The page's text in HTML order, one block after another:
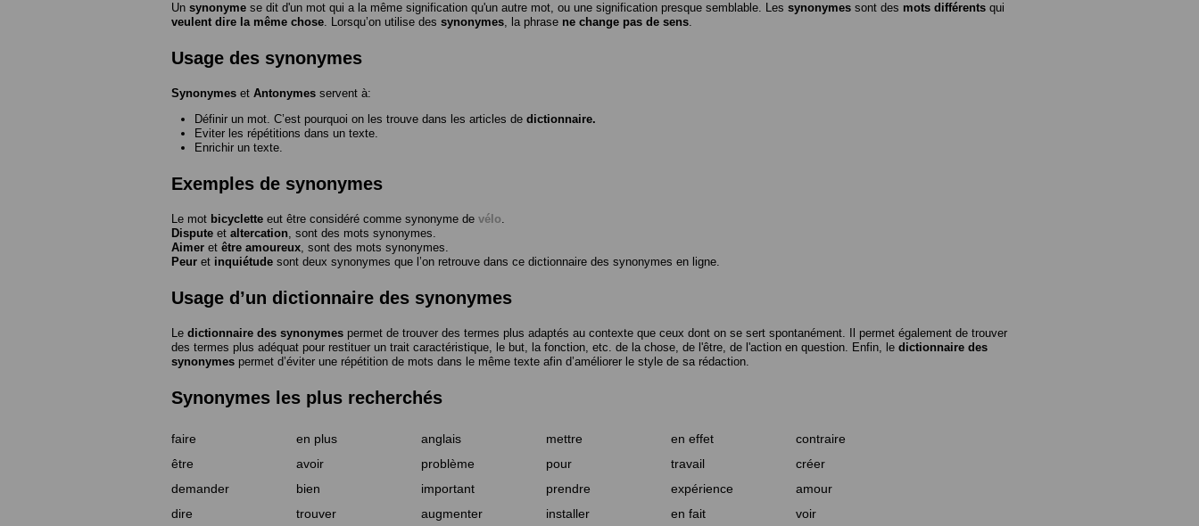
Un synonyme se dit d'un mot qui a la même signification qu'un autre mot, ou une signification presque semblable. Les synonymes sont des mots différents qui
veulent dire la même chose . Lorsqu’on utilise des synonymes , la phrase ne change pas de sens
Usage des synonymes
Synonymes et Antonymes servent à:
Définir un mot. C’est pourquoi on les trouve dans les articles de dictionnaire.
Eviter les répétitions dans un texte.
Enrichir un texte.
Exemples de synonymes
Le mot bicyclette eut être considéré comme synonyme de vélo
Dispute et altercation , sont des mots synonymes.
Aimer et être amoureux , sont des mots synonymes.
Peur et inquiétude sont deux synonymes que l’on retrouve dans ce dictionnaire des synonymes en ligne.
Usage d’un dictionnaire des synonymes
Le dictionnaire des synonymes permet de trouver des termes plus adaptés au contexte que ceux dont on se sert spontanément. Il permet également de trouver
des termes plus adéquat pour restituer un trait caractéristique, le but, la fonction, etc. de la chose, de l'être, de l'action en question. Enfin, le dictionnaire des
synonymes permet d’éviter une répétition de mots dans le même texte afin d’améliorer le style de sa rédaction.
Synonymes les plus recherchés
faire en plus anglais mettre en effet
contraire
être
avoir problème pour travail
créer
demander
bien important prendre expérience
amour
dire
trouver augmenter installer en fait voir